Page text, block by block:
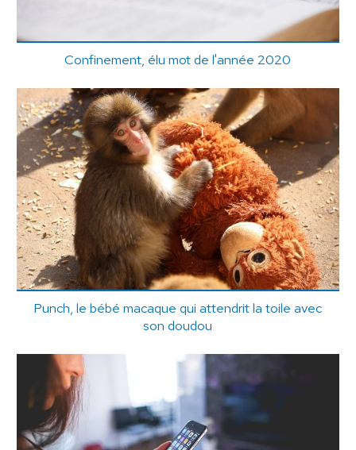
Confinement, élu mot de l'année 2020
Punch, le bébé macaque qui attendrit la toile avec
son doudou